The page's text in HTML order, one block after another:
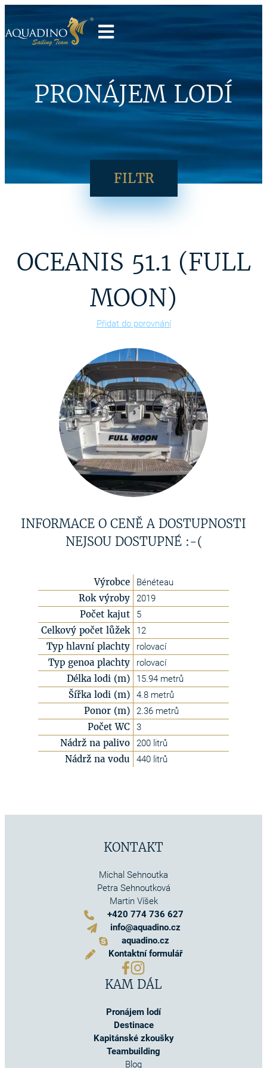
PRONÁJEM LODÍ
FILTR
OCEANIS 51.1 (FULL
MOON)
Přidat do porovnání
INFORMACE O CENĚ A DOSTUPNOSTI
NEJSOU DOSTUPNÉ :-(
Výrobce Bénéteau
Rok výroby 2019
Počet kajut 5
Celkový počet lůžek 12
Typ hlavní plachty rolovací
Typ genoa plachty rolovací
Délka lodi (m) 15.94 metrů
Šířka lodi (m) 4.8 metrů
Ponor (m) 2.36 metrů
Počet WC 3
Nádrž na palivo 200 litrů
Nádrž na vodu 440 litrů
KONTAKT
Michal Sehnoutka
Petra Sehnoutková
Martin Víšek
+420 774 736 627
info@aquadino.cz
aquadino.cz
Kontaktní formulář
KAM DÁL
Pronájem lodí
Destinace
Kapitánské zkoušky
Teambuilding
Blog